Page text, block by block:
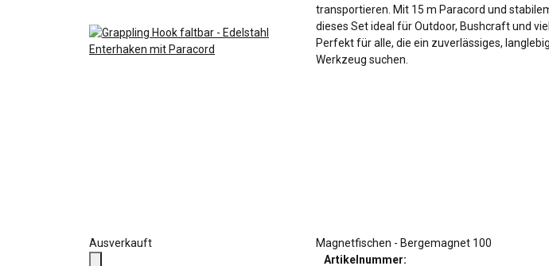
transportieren. Mit 15 m Paracord und
dieses Set ideal für Outdoor, Bushcraft und
Perfekt für alle, die ein zuverlässiges,
Werkzeug suchen.
Ausverkauft
Magnetfischen - Bergemagnet 100
Artikelnummer: